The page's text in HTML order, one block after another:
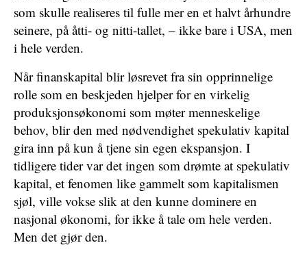
som skulle realiseres til fulle mer en et halvt århundre
seinere, på åtti- og nitti-tallet, – ikke bare i USA, men
i hele verden.
Når finanskapital blir løsrevet fra sin opprinnelige
rolle som en beskjeden hjelper for en virkelig
produksjonsøkonomi som møter menneskelige
behov, blir den med nødvendighet spekulativ kapital
gira inn på kun å tjene sin egen ekspansjon. I
tidligere tider var det ingen som drømte at spekulativ
kapital, et fenomen like gammelt som kapitalismen
sjøl, ville vokse slik at den kunne dominere en
nasjonal økonomi, for ikke å tale om hele verden.
Men det gjør den.